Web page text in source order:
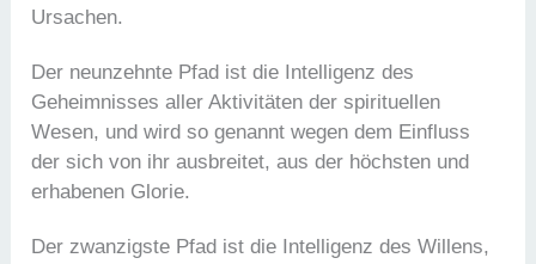
Ursachen.
Der neunzehnte Pfad ist die Intelligenz des
Geheimnisses aller Aktivitäten der spirituellen
Wesen, und wird so genannt wegen dem Einfluss
der sich von ihr ausbreitet, aus der höchsten und
erhabenen Glorie.
Der zwanzigste Pfad ist die Intelligenz des Willens,